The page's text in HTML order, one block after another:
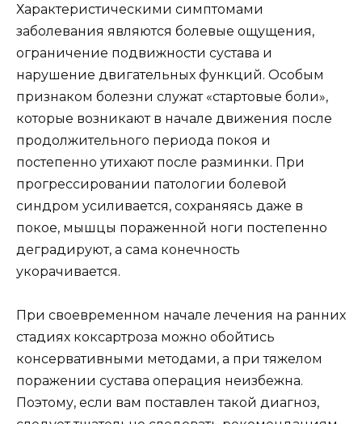
Характеристическими симптомами
заболевания являются болевые ощущения,
ограничение подвижности сустава и
нарушение двигательных функций. Особым
признаком болезни служат «стартовые боли»,
которые возникают в начале движения после
продолжительного периода покоя и
постепенно утихают после разминки. При
прогрессировании патологии болевой
синдром усиливается, сохраняясь даже в
покое, мышцы пораженной ноги постепенно
деградируют, а сама конечность
укорачивается.
При своевременном начале лечения на ранних
стадиях коксартроза можно обойтись
консервативными методами, а при тяжелом
поражении сустава операция неизбежна.
Поэтому, если вам поставлен такой диагноз,